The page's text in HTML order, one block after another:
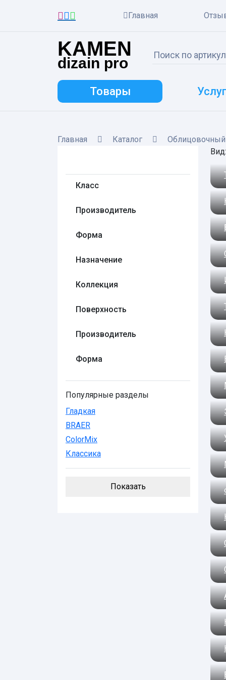
Главная
KAMEN
dizain pro
Товары
Главная Каталог
Класс
Производитель
Форма
Назначение
Коллекция
Поверхность
Производитель
Форма
Популярные разделы
Гладкая
BRAER
ColorMix
Классика
Показать
Вид: